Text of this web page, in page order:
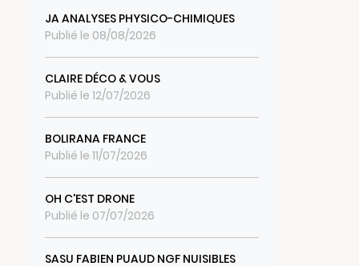
JA ANALYSES PHYSICO-CHIMIQUES
Publié le 08/08/2026
CLAIRE DÉCO & VOUS
Publié le 12/07/2026
BOLIRANA FRANCE
Publié le 11/07/2026
OH C'EST DRONE
Publié le 07/07/2026
SASU FABIEN PUAUD NGF NUISIBLES